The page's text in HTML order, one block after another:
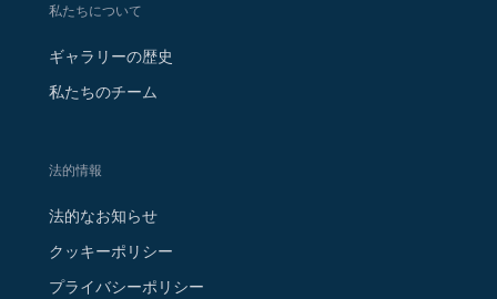
私たちについて
ギャラリーの歴史
私たちのチーム
法的情報
法的なお知らせ
クッキーポリシー
プライバシーポリシー